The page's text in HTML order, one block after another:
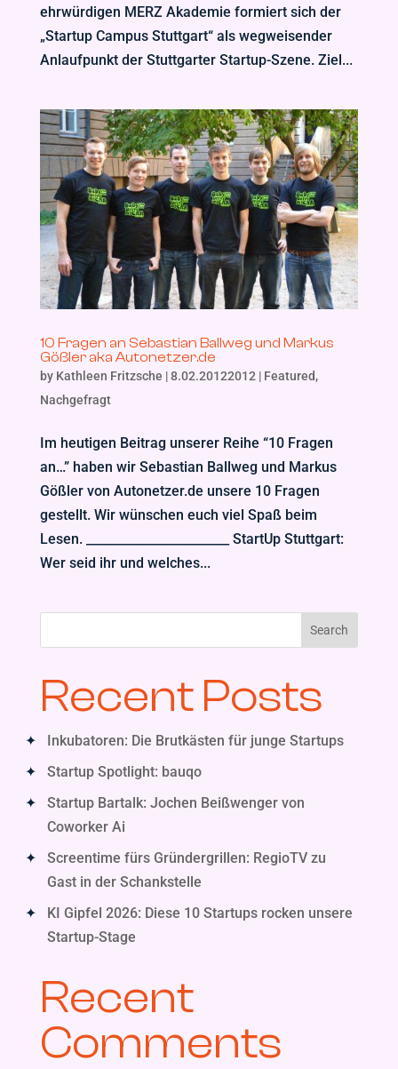
ehrwürdigen MERZ Akademie formiert sich der
„Startup Campus Stuttgart“ als wegweisender
Anlaufpunkt der Stuttgarter Startup-Szene. Ziel...
10 Fragen an Sebastian Ballweg und Markus
Gößler aka Autonetzer.de
by Kathleen Fritzsche |8.02.20122012| Featured,
Nachgefragt
Im heutigen Beitrag unserer Reihe “10 Fragen
an…” haben wir Sebastian Ballweg und Markus
Gößler von Autonetzer.de unsere 10 Fragen
gestellt. Wir wünschen euch viel Spaß beim
Lesen. _______________________ StartUp Stuttgart:
Wer seid ihr und welches...
Search
Recent Posts
Inkubatoren: Die Brutkästen für junge Startups
Startup Spotlight: bauqo
Startup Bartalk: Jochen Beißwenger von
Coworker Ai
Screentime fürs Gründergrillen: RegioTV zu
Gast in der Schankstelle
KI Gipfel 2026: Diese 10 Startups rocken unsere
Startup-Stage
Recent
Comments